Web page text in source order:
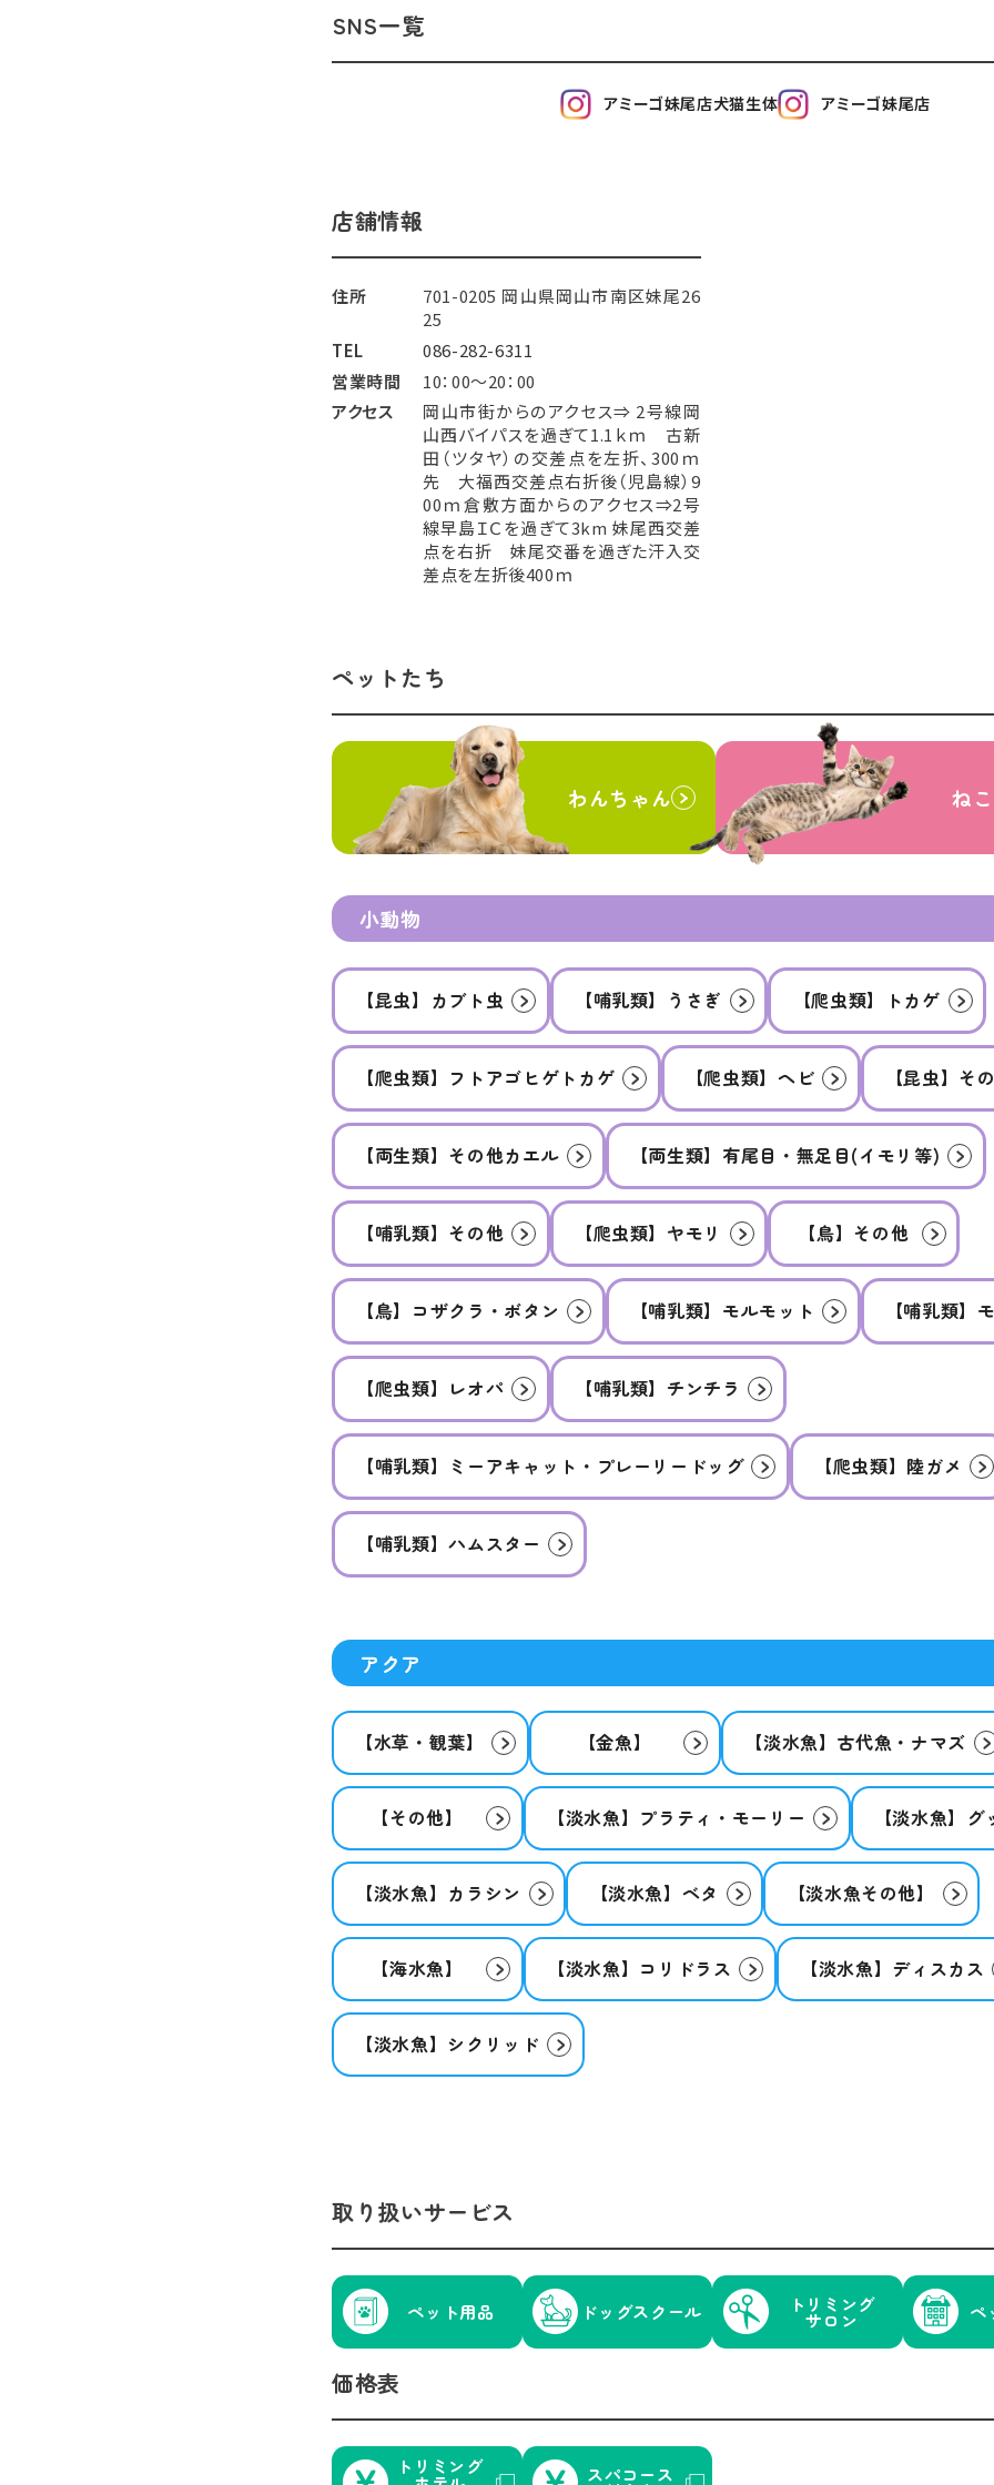
SNS一覧
アミーゴ妹尾店犬猫生体 アミーゴ妹尾店
店舗情報
住所
701-0205 岡山県岡山市南区妹尾26
25
TEL
086-282-6311
営業時間
10：00～20：00
アクセス
岡山市街からのアクセス⇒ 2号線岡
山西バイパスを過ぎて1.1ｋｍ 古新
田（ツタヤ）の交差点を左折、300ｍ
先 大福西交差点右折後（児島線）9
00ｍ倉敷方面からのアクセス⇒2号
線早島ＩＣを過ぎて3km 妹尾西交差
点を右折 妹尾交番を過ぎた汗入交
差点を左折後400ｍ
ペットたち
わんちゃん ね
小動物
【昆虫】カブト虫 【哺乳類】うさぎ 【爬虫類】トカゲ
【爬虫類】フトアゴヒゲトカゲ 【爬虫類】ヘビ 【昆虫】そ
【両生類】その他カエル 【両生類】有尾目・無足目(イモリ等)
【哺乳類】その他 【爬虫類】ヤモリ 【鳥】その他
【鳥】コザクラ・ボタン 【哺乳類】モルモット 【哺乳類】
【爬虫類】レオパ 【哺乳類】チンチラ
【哺乳類】ミーアキャット・プレーリードッグ 【爬虫類】陸ガメ
【哺乳類】ハムスター
アクア
【水草・観葉】 【金魚】 【淡水魚】古代魚・ナマズ
【その他】 【淡水魚】プラティ・モーリー 【淡水魚】
【淡水魚】カラシン 【淡水魚】ベタ 【淡水魚その他】
【海水魚】 【淡水魚】コリドラス 【淡水魚】ディスカス
【淡水魚】シクリッド
取り扱いサービス
ペット用品 ドッグスクール トリミング
サロン ペ
価格表
トリミング スパコース